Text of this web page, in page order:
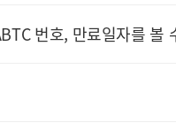
번호, 만료일자를 볼